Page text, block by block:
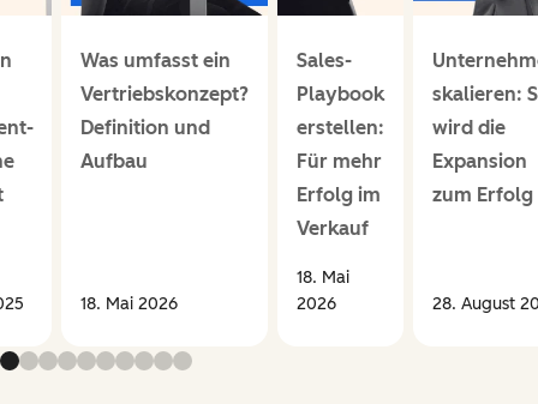
Was umfasst ein
Vertriebskonzept?
Definition und
Aufbau
18. Mai 2026
Sales-
Playbook
erstellen:
Für mehr
Erfolg im
Verkauf
18. Mai
2026
skalieren:
wird die
Expansion
zum Erfolg
28. August